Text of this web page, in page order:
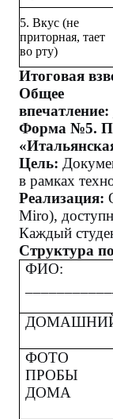
5. Вкус (не
приторная, тает
во рту)
Итоговая
Общее
впечатление:
Форма №5.
Цель:
в рамках
Реализация:
Miro),
Каждый
Структура
ФИО:
ФОТО
ПРОБЫ
ДОМА